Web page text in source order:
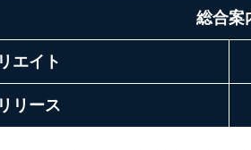
ご利用の方の個人情報
購入商品配送のた
提携企業及びお客
サービス、キャン
登録された方の個人情
当社のサービス利
お問い合わせ対応
総合案
エイト
リース